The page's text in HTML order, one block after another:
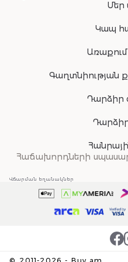
Մեր
Կապ
Գաղտնիության
Դարձիր
Հաճախորդների
Վճարման եղանակներ